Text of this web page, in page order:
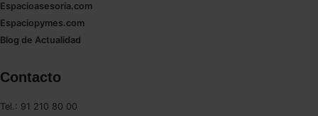
Espacioasesoria.com
Espaciopymes.com
Blog de Actualidad
Contacto
Tel.: 91 210 80 00